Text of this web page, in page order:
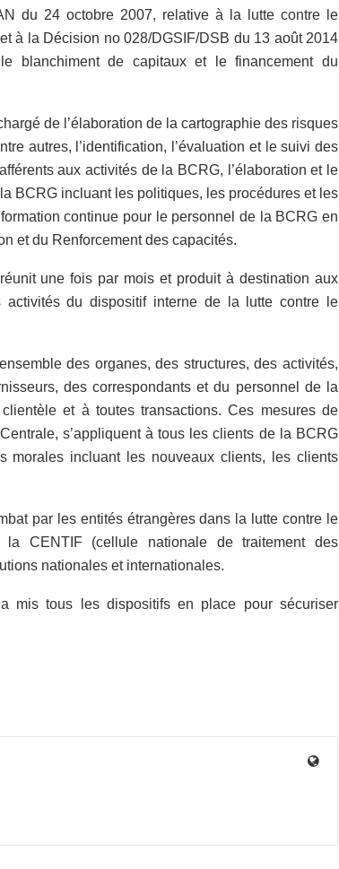
du 24 octobre 2007, relative à la lutte contre le
à la Décision no 028/DGSIF/DSB du 13 août 2014
blanchiment de capitaux et le financement du
de l’élaboration de la cartographie des risques
autres, l’identification, l’évaluation et le suivi des
aux activités de la BCRG, l’élaboration et le
BCRG incluant les politiques, les procédures et les
continue pour le personnel de la BCRG en
et du Renforcement des capacités.
une fois par mois et produit à destination aux
du dispositif interne de la lutte contre le
des organes, des structures, des activités,
des correspondants et du personnel de la
et à toutes transactions. Ces mesures de
s’appliquent à tous les clients de la BCRG
morales incluant les nouveaux clients, les clients
par les entités étrangères dans la lutte contre le
CENTIF (cellule nationale de traitement des
nationales et internationales.
mis tous les dispositifs en place pour sécuriser